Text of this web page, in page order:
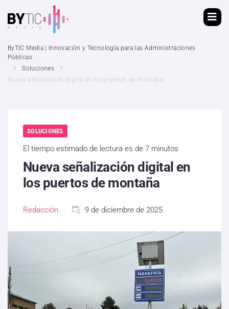
ByTIC Media | Innovación y Tecnología para las Administraciones
Públicas
Soluciones
Nueva señalización digital en los puertos de montaña
SOLUCIONES
El tiempo estimado de lectura es de 7 minutos
Nueva señalización digital en
los puertos de montaña
Redacción 9 de diciembre de 2025